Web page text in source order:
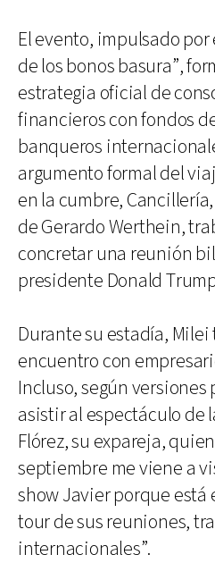
El evento, impulsado
de los bonos basura”,
estrategia oficial de
financieros con fondos
banqueros
argumento formal del
en la cumbre,
de Gerardo Werthein,
concretar una reunión
presidente Donald
Durante su estadía,
encuentro con
Incluso, según
asistir al espectáculo de
Flórez, su expareja,
septiembre me viene a
show Javier porque está
tour de sus reuniones,
internacionales”.